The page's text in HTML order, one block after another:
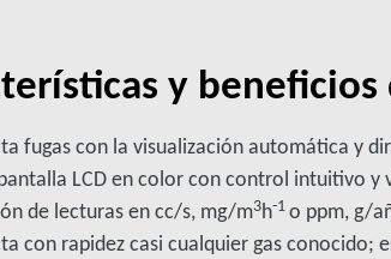
y beneficios
fugas con la visualización automática y
LCD en color con control intuitivo y
de lecturas en cc/s, mg/m3h-1 o ppm, g/
con rapidez casi cualquier gas conocido;